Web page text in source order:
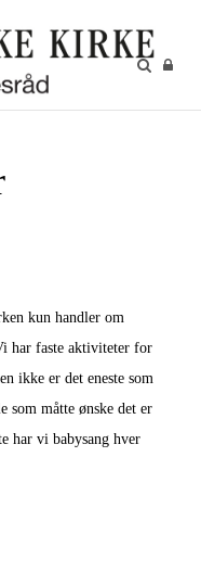
kun handler om
har faste aktiviteter for
ikke er det eneste som
som måtte ønske det er
har vi babysang hver